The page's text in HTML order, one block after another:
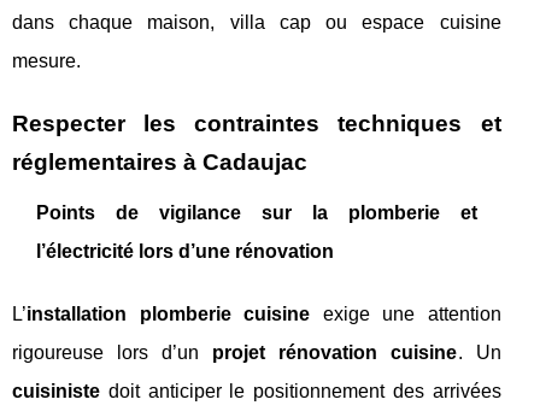
dans chaque maison, villa cap ou espace cuisine
mesure.
Respecter les contraintes techniques et
réglementaires à Cadaujac
Points de vigilance sur la plomberie et
l’électricité lors d’une rénovation
L’installation plomberie cuisine exige une attention
rigoureuse lors d’un projet rénovation cuisine. Un
cuisiniste doit anticiper le positionnement des arrivées